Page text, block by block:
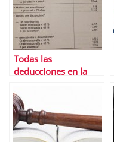
Todas las
deducciones en la
renta 2014